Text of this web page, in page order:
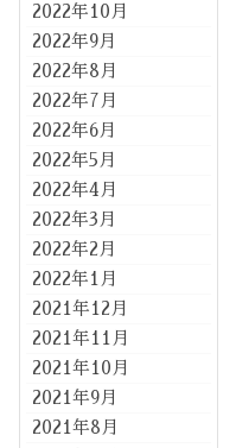
2022年10月
2022年9月
2022年8月
2022年7月
2022年6月
2022年5月
2022年4月
2022年3月
2022年2月
2022年1月
2021年12月
2021年11月
2021年10月
2021年9月
2021年8月